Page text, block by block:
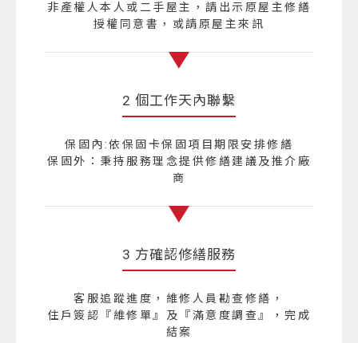
非產權人本人或二手屋主，請出示原屋主修繕
授權同意書，或請原屋主來訊
2 個工作天內聯繫
保固內:依保固卡保固項目期限安排修繕
保固外：秉持服務理念提供修繕建議及推介廠
商
3 方確認修繕服務
客服追蹤進度，維修人員勘查修繕，
住戶簽認『維修單』及『滿意度調查』，完成
結案